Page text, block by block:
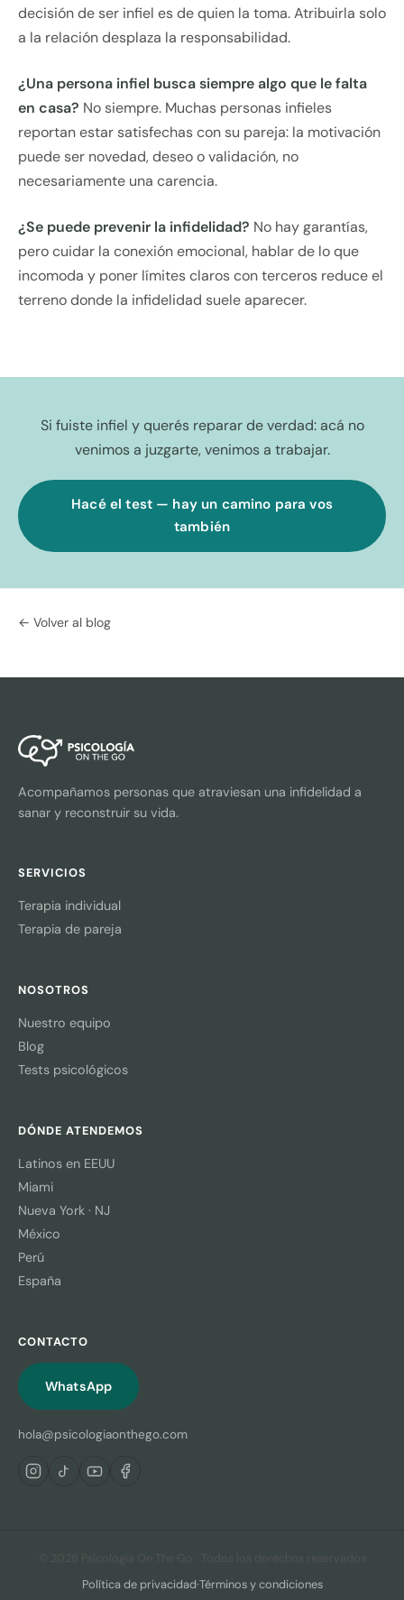
decisión de ser infiel es de quien la toma. Atribuirla solo
a la relación desplaza la responsabilidad.
¿Una persona infiel busca siempre algo que le falta
en casa? No siempre. Muchas personas infieles
reportan estar satisfechas con su pareja: la motivación
puede ser novedad, deseo o validación, no
necesariamente una carencia.
¿Se puede prevenir la infidelidad? No hay garantías,
pero cuidar la conexión emocional, hablar de lo que
incomoda y poner límites claros con terceros reduce el
terreno donde la infidelidad suele aparecer.
Si fuiste infiel y querés reparar de verdad: acá no
venimos a juzgarte, venimos a trabajar.
Hacé el test — hay un camino para vos
también
← Volver al blog
Acompañamos personas que atraviesan una infidelidad a
sanar y reconstruir su vida.
SERVICIOS
Terapia individual
Terapia de pareja
NOSOTROS
Nuestro equipo
Blog
Tests psicológicos
DÓNDE ATENDEMOS
Latinos en EEUU
Miami
Nueva York · NJ
México
Perú
España
CONTACTO
WhatsApp
hola@psicologiaonthego.com
© 2026 Psicología On The Go · Todos los derechos reservados
Política de privacidad·Términos y condiciones